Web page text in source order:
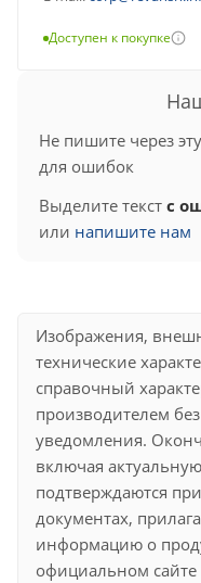
Доступен к покупке
Не пишите через
для ошибок
Выделите текст с
или напишите нам
Изображения,
технические
справочный
производителем
уведомления.
включая
подтверждаются
документах,
информацию о
официальном сайте